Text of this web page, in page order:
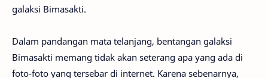
galaksi Bimasakti.
Dalam pandangan mata telanjang, bentangan galaksi
Bimasakti memang tidak akan seterang apa yang ada di
foto-foto yang tersebar di internet. Karena sebenarnya,